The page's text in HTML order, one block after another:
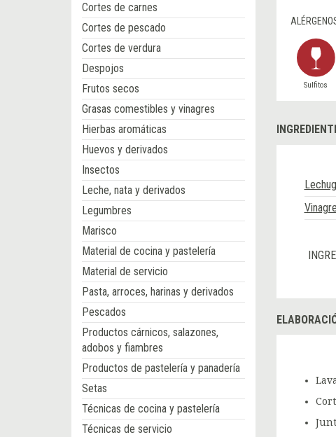
Cortes de carnes
Cortes de pescado
Cortes de verdura
Despojos
Frutos secos
Grasas comestibles y vinagres
Hierbas aromáticas
Huevos y derivados
Insectos
Leche, nata y derivados
Legumbres
Marisco
Material de cocina y pastelería
Material de servicio
Pasta, arroces, harinas y derivados
Pescados
Productos cárnicos, salazones,
adobos y fiambres
Productos de pastelería y panadería
Setas
Técnicas de cocina y pastelería
Técnicas de servicio
Sulfitos